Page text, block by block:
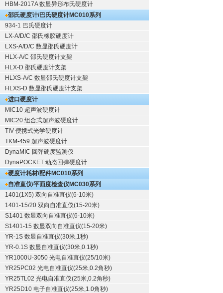
HBM-2017A 数显异形布氏硬度计
邵氏硬度计/巴氏硬度计MC010系列
934-1 巴氏硬度计
LX-A/D/C 邵氏橡胶硬度计
LXS-A/D/C 数显邵氏硬度计
HLX-A/C 邵氏硬度计支架
HLX-D 邵氏硬度计支架
HLXS-A/C 数显邵氏硬度计支架
HLXS-D 数显邵氏硬度计支架
进口硬度计
MIC10 超声波硬度计
MIC20 组合式超声波硬度计
TIV 便携式光学硬度计
TKM-459 超声波硬度计
DynaMIC 回弹硬度监测仪
DynaPOCKET 动态回弹硬度计
硬度计耗材/配件MC010系列
自准直仪/平面度检查仪MC030系列
1401(1X5) 双向自准直仪(6-10米)
1401-15/20 双向自准直仪(15-20米)
S1401 数显双向自准直仪(6-10米)
S1401-15 数显双向自准直仪(15-20米)
YR-1S 数显自准直仪(30米,1秒)
YR-0.1S 数显自准直仪(30米,0.1秒)
YR1000U-3050 光电自准直仪(25/10米)
YR25PC02 光电自准直仪(25米,0.2角秒)
YR25TL02 光电自准直仪(25米,0.2角秒)
YR25D10 电子自准直仪(25米,1.0角秒)